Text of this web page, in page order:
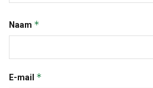
Naam *
E-mail *